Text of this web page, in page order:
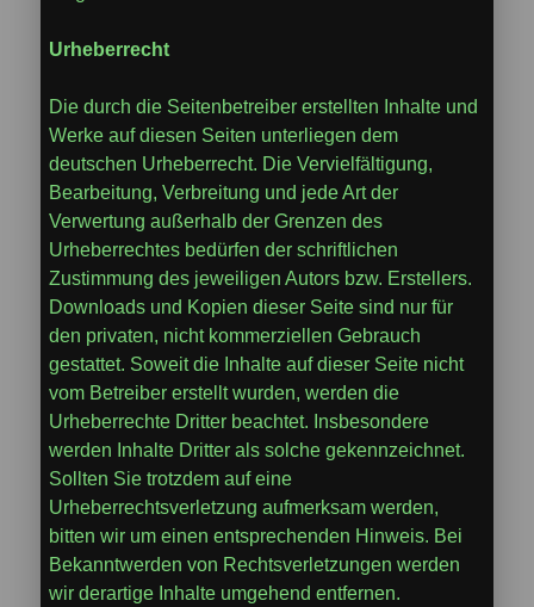
Urheberrecht
Die durch die Seitenbetreiber erstellten Inhalte und
Werke auf diesen Seiten unterliegen dem
deutschen Urheberrecht. Die Vervielfältigung,
Bearbeitung, Verbreitung und jede Art der
Verwertung außerhalb der Grenzen des
Urheberrechtes bedürfen der schriftlichen
Zustimmung des jeweiligen Autors bzw. Erstellers.
Downloads und Kopien dieser Seite sind nur für
den privaten, nicht kommerziellen Gebrauch
gestattet. Soweit die Inhalte auf dieser Seite nicht
vom Betreiber erstellt wurden, werden die
Urheberrechte Dritter beachtet. Insbesondere
werden Inhalte Dritter als solche gekennzeichnet.
Sollten Sie trotzdem auf eine
Urheberrechtsverletzung aufmerksam werden,
bitten wir um einen entsprechenden Hinweis. Bei
Bekanntwerden von Rechtsverletzungen werden
wir derartige Inhalte umgehend entfernen.